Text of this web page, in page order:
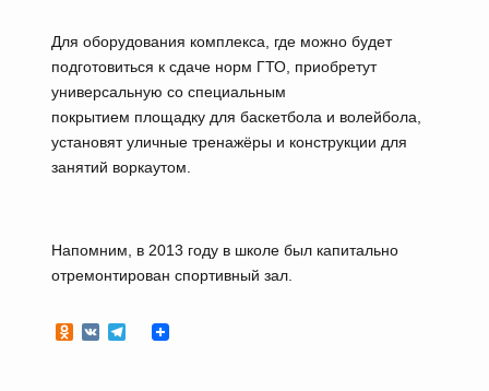
Для оборудования комплекса, где можно будет
подготовиться к сдаче норм ГТО, приобретут
универсальную со специальным
покрытием площадку для баскетбола и волейбола,
установят уличные тренажёры и конструкции для
занятий воркаутом.
Напомним, в 2013 году в школе был капитально
отремонтирован спортивный зал.
Odnoklassniki
VKTelegram